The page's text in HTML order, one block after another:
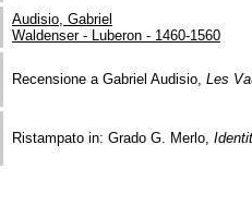
Audisio, Gabriel
Waldenser - Luberon - 1460-1560
Recensione a Gabriel Audisio, Les
Ristampato in: Grado G. Merlo,